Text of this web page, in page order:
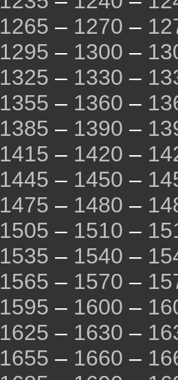
1265 – 1270 –
1295 – 1300 –
1325 – 1330 –
1355 – 1360 –
1385 – 1390 –
1415 – 1420 –
1445 – 1450 –
1475 – 1480 –
1505 – 1510 –
1535 – 1540 –
1565 – 1570 –
1595 – 1600 –
1625 – 1630 –
1655 – 1660 –